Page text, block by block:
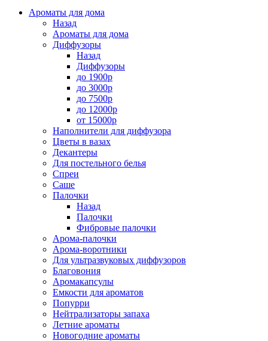
Ароматы для дома
Назад
Ароматы для дома
Диффузоры
Назад
Диффузоры
до 1900р
до 3000р
до 7500р
до 12000р
от 15000р
Наполнители для диффузора
Цветы в вазах
Декантеры
Для постельного белья
Спреи
Саше
Палочки
Назад
Палочки
Фибровые палочки
Арома-палочки
Арома-воротники
Для ультразвуковых диффузоров
Благовония
Аромакапсулы
Емкости для ароматов
Попурри
Нейтрализаторы запаха
Летние ароматы
Новогодние ароматы